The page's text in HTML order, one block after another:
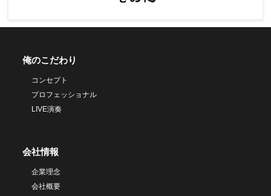
俺のこだわり
コンセプト
プロフェッショナル
LIVE演奏
会社情報
企業理念
会社概要